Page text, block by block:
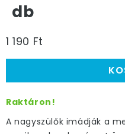
db
1 190 Ft
Raktáron!
A nagyszülők imádják a